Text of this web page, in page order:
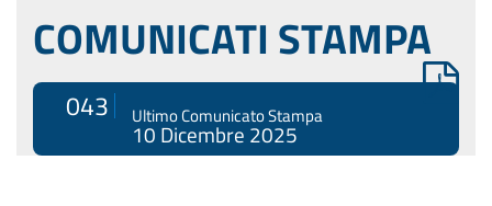
COMUNICATI STAMPA
043 Ultimo Comunicato Stampa
10 Dicembre 2025